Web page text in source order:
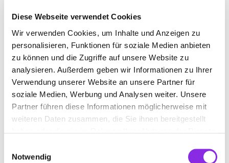
Diese Webseite verwendet Cookies
Wir verwenden Cookies, um Inhalte und Anzeigen zu
personalisieren, Funktionen für soziale Medien anbieten
zu können und die Zugriffe auf unsere Website zu
analysieren. Außerdem geben wir Informationen zu Ihrer
Verwendung unserer Website an unsere Partner für
soziale Medien, Werbung und Analysen weiter. Unsere
Partner führen diese Informationen möglicherweise mit
weiteren Daten zusammen, die Sie ihnen bereitgestellt
Notwendig
FRIEDBERT BLERSCH E.K.
Carl-Benz-Straße 15| 88471 Laupheim DE
+49739296600
www.insektenschutz-blersch.de